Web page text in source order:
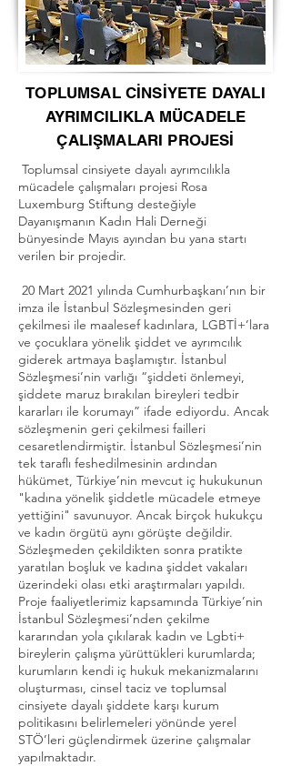
TOPLUMSAL CİNSİYETE DAYALI
AYRIMCILIKLA MÜCADELE
ÇALIŞMALARI PROJESİ
Toplumsal cinsiyete dayalı ayrımcılıkla
mücadele çalışmaları projesi Rosa
Luxemburg Stiftung desteğiyle
Dayanışmanın Kadın Hali Derneği
bünyesinde Mayıs ayından bu yana startı
verilen bir projedir.
20 Mart 2021 yılında Cumhurbaşkanı’nın bir
imza ile İstanbul Sözleşmesinden geri
çekilmesi ile maalesef kadınlara, LGBTİ+’lara
ve çocuklara yönelik şiddet ve ayrımcılık
giderek artmaya başlamıştır. İstanbul
Sözleşmesi’nin varlığı “şiddeti önlemeyi,
şiddete maruz bırakılan bireyleri tedbir
kararları ile korumayı” ifade ediyordu. Ancak
sözleşmenin geri çekilmesi failleri
cesaretlendirmiştir. İstanbul Sözleşmesi’nin
tek taraflı feshedilmesinin ardından
hükümet, Türkiye’nin mevcut iç hukukunun
"kadına yönelik şiddetle mücadele etmeye
yettiğini" savunuyor. Ancak birçok hukukçu
ve kadın örgütü aynı görüşte değildir.
Sözleşmeden çekildikten sonra pratikte
yaratılan boşluk ve kadına şiddet vakaları
üzerindeki olası etki araştırmaları yapıldı.
Proje faaliyetlerimiz kapsamında Türkiye’nin
İstanbul Sözleşmesi’nden çekilme
kararından yola çıkılarak kadın ve Lgbti+
bireylerin çalışma yürüttükleri kurumlarda;
kurumların kendi iç hukuk mekanizmalarını
oluşturması, cinsel taciz ve toplumsal
cinsiyete dayalı şiddete karşı kurum
politikasını belirlemeleri yönünde yerel
STÖ’leri güçlendirmek üzerine çalışmalar
yapılmaktadır.